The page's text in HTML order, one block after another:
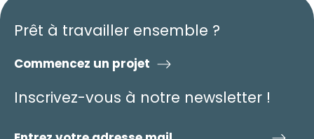
Prêt à travailler ensemble ?
Commencez un projet
Inscrivez-vous à notre newsletter !